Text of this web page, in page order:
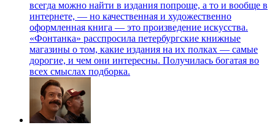
всегда можно найти в издания попроще, а то и вообще в
интернете, — но качественная и художественно
оформленная книга — это произведение искусства.
«Фонтанка» расспросила петербургские книжные
магазины о том, какие издания на их полках — самые
дорогие, и чем они интересны. Получилась богатая во
всех смыслах подборка.